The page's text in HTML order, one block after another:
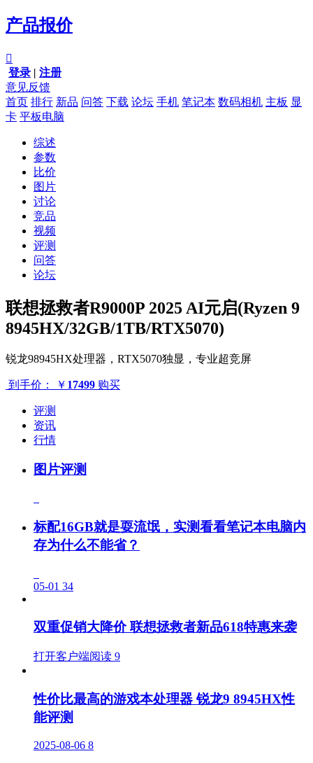
产品报价

登录 | 注册
意见反馈
首页 排行 新品 问答 下载 论坛 手机 笔记本 数码相机 主板 显
卡 平板电脑
综述
参数
比价
图片
讨论
竞品
视频
评测
问答
论坛
联想拯救者R9000P 2025 AI元启(Ryzen 9
8945HX/32GB/1TB/RTX5070)
锐龙98945HX处理器，RTX5070独显，专业超竞屏
到手价： ￥ 17499 购买
评测
资讯
行情
图片评测
标配16GB就是耍流氓，实测看看笔记本电脑内
存为什么不能省？
05-01 34
双重促销大降价 联想拯救者新品618特惠来袭
打开客户端阅读 9
性价比最高的游戏本处理器 锐龙9 8945HX性
能评测
2025-08-06 8